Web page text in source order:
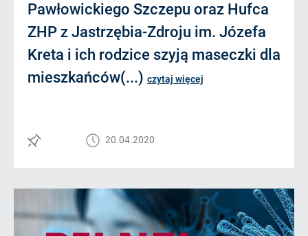
Pawłowickiego Szczepu oraz Hufca
ZHP z Jastrzębia-Zdroju im. Józefa
Kreta i ich rodzice szyją maseczki dla
mieszkańców(...) czytaj więcej
20.04.2020